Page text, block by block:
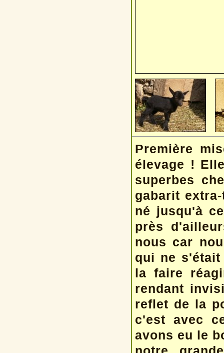
Première
élevage !
superbes
gabarit
né jusqu'à
près
nous car
qui ne s'était
la faire
rendant
reflet de la
c'est avec
avons eu le